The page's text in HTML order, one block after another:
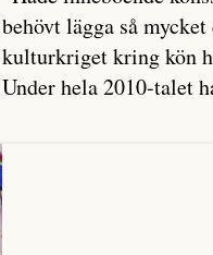
behövt lägga så
kulturkriget kring kön
Under hela 2010-talet